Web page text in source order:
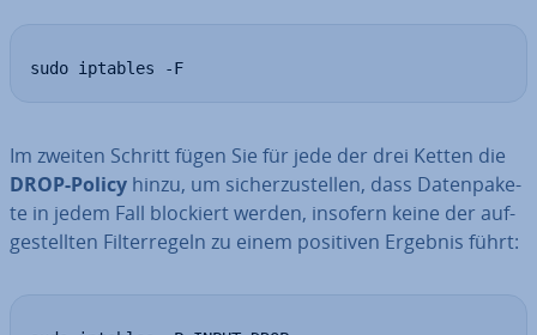
sudo iptables -F
Im zweiten Schritt fügen Sie für jede der drei Ketten die
DROP-Policy hinzu, um si­cher­zu­stel­len, dass Da­ten­pa­ke­
te in jedem Fall blockiert werden, insofern keine der auf­
ge­stell­ten Fil­ter­re­geln zu einem positiven Ergebnis führt: